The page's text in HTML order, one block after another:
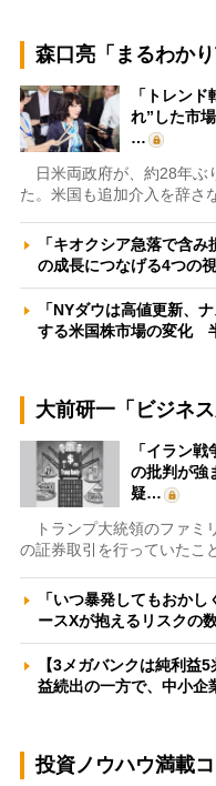
森口亮「まるわかり
「トレン
れ”した市
…
日米両政府が、約28年ぶ
た。米国も追加介入を辞さ
「キオクシア急落で含
の成長につなげる4つ
「NYダウは高値更新、
する米国株市場の変化
大前研一「ビジネ
「イラン
の批判が強
疑…
トランプ大統領のファミ
の証券取引を行っていたこ
「いつ暴発してもおか
ースXが抱えるリスクの
【3メガバンクは純利益
益続出の一方で、中小
投資ノウハウ満載